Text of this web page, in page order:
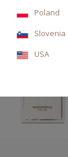
Poland
Slovenia
USA